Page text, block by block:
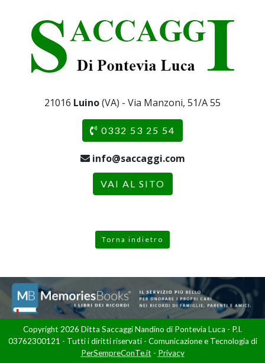
21016 Luino(VA) - Via Manzoni, 51/A 55
0332 53 25 54
info@saccaggi.com
VAI AL SITO
Torna indietro
Copyright 2026 Ditta Saccaggi Nandino di Pontevia Luca - P.I.
03762300121 - Tutti i diritti riservati - Comunicazione e Tecnologia di
PerSempreConTe.it - Privacy